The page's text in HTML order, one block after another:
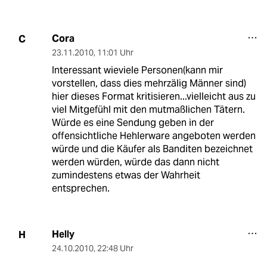
C Cora
23.11.2010, 11:01 Uhr
Interessant wieviele Personen(kann mir
vorstellen, dass dies mehrzälig Männer sind)
hier dieses Format kritisieren...vielleicht aus zu
viel Mitgefühl mit den mutmaßlichen Tätern.
Würde es eine Sendung geben in der
offensichtliche Hehlerware angeboten werden
würde und die Käufer als Banditen bezeichnet
werden würden, würde das dann nicht
zumindestens etwas der Wahrheit
entsprechen.
H Helly
24.10.2010, 22:48 Uhr